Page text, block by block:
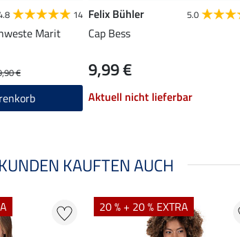
14
Marit
€
Felix Bühler 5.0
Cap Bess
9,99 €
Aktuell nicht lieferbar
KUNDEN KAUFTEN AUCH
20 % + 20 % EXTRA